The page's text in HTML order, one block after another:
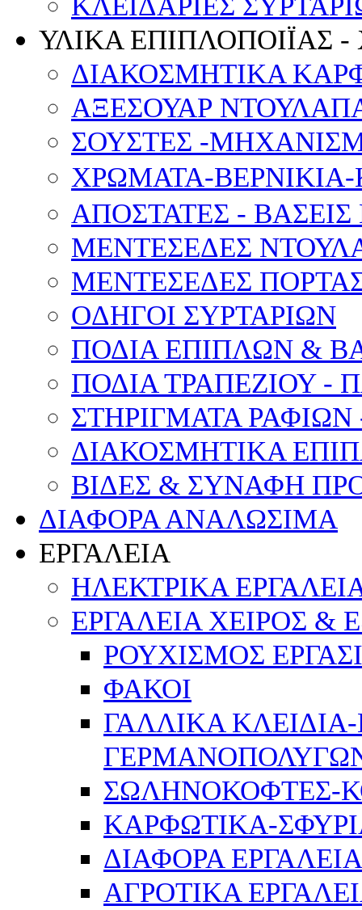
ΥΛΙΚΑ ΕΠΙΠΛΟΠΟΙΪΑΣ
ΔΙΑΚΟΣΜΗΤΙΚΑ
ΑΞΕΣΟΥΑΡ
ΣΟΥΣΤΕΣ -
ΧΡΩΜΑΤΑ-ΒΕΡΝΙΚΙΑ-
ΑΠΟΣΤΑΤΕΣ -
ΜΕΝΤΕΣΕΔΕΣ
ΜΕΝΤΕΣΕΔΕΣ
OΔΗΓΟΙ ΣΥΡΤΑΡΙΩΝ
ΠΟΔΙΑ ΕΠΙΠΛΩΝ &
ΠΟΔΙΑ ΤΡΑΠΕΖΙΟΥ -
ΣΤΗΡΙΓΜΑΤΑ ΡΑΦΙΩΝ
ΔΙΑΚΟΣΜΗΤΙΚΑ
ΒΙΔΕΣ & ΣΥΝΑΦΗ
ΔΙΑΦΟΡΑ ΑΝΑΛΩΣΙΜΑ
ΕΡΓΑΛΕΙΑ
ΗΛΕΚΤΡΙΚΑ
ΕΡΓΑΛΕΙΑ ΧΕΙΡΟΣ &
ΡΟΥΧΙΣΜΟΣ
ΦΑΚΟΙ
ΓΑΛΛΙΚΑ
ΣΩΛΗΝΟΚΟΦΤΕΣ-
ΚΑΡΦΩΤΙΚΑ-
ΔΙΑΦΟΡΑ
ΑΓΡΟΤΙΚΑ